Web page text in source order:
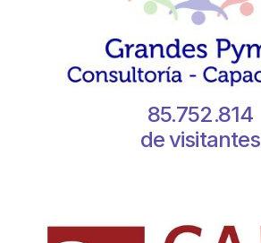
85.752.814
de visitantes